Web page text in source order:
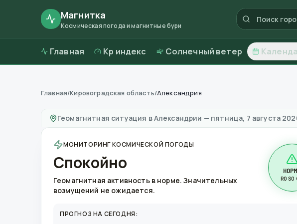
Магнитка
Космическая погода и магнитные бури
Главная Kp индекс Солнечный ветер
Магнитные бури вАлександрии—погода и качество воздуха
Главная/Кировоградская область/Александрия
Геомагнитная ситуация вАлександрии — пятница, 7 августа
МОНИТОРИНГ КОСМИЧЕСКОЙ ПОГОДЫ
Спокойно
Геомагнитная активность в норме. Значительных
возмущений не ожидается.
R0 S0
ПРОГНОЗ НА СЕГОДНЯ: